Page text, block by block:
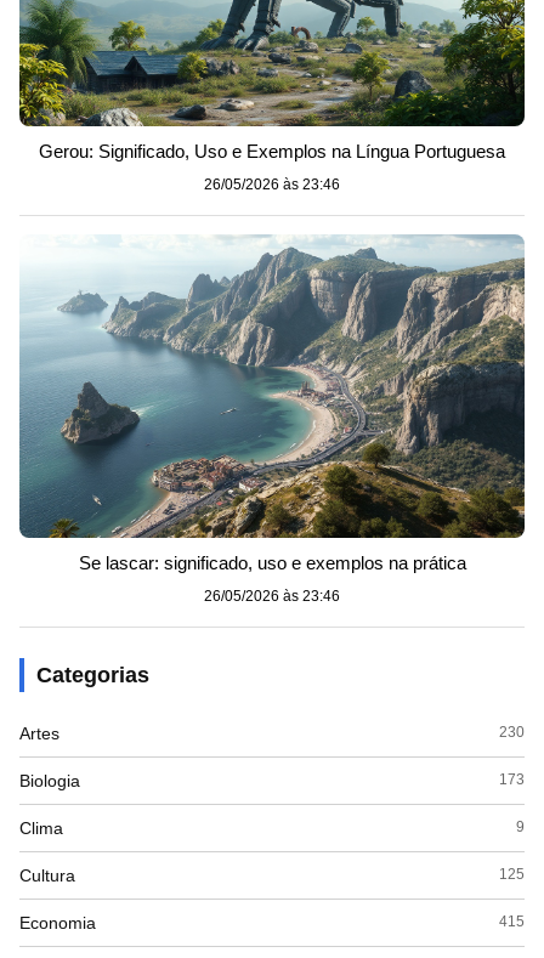
Gerou: Significado, Uso e Exemplos na Língua Portuguesa
26/05/2026 às 23:46
Se lascar: significado, uso e exemplos na prática
26/05/2026 às 23:46
Categorias
Artes 230
Biologia 173
Clima 9
Cultura 125
Economia 415